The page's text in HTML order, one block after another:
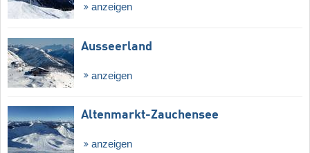
anzeigen
Ausseerland
anzeigen
Altenmarkt-Zauchensee
anzeigen